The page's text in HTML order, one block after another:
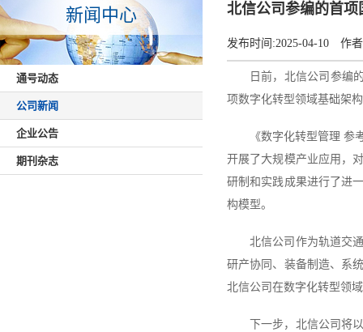
新闻中心
通号动态
公司新闻
企业公告
期刊杂志
北信公司参编的首
发布时间:2025-04-10 作
日前，北信公司参编
项数字化转型领域基础架
《数字化转型管理
开展了大规模产业应用，
研制和实践成果进行了进
构模型。
北信公司作为轨道交
研产协同、装备制造、系
北信公司在数字化转型领
下一步，北信公司将